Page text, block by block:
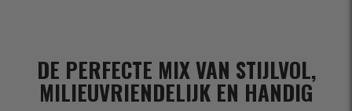
DE PERFECTE MIX VAN STIJLVOL,
MILIEUVRIENDELIJK EN HANDIG